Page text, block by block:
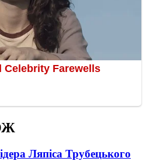
Ляпіса Трубецького